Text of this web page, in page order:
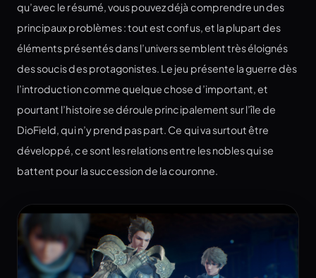
qu’avec le résumé, vous pouvez déjà comprendre un des
principaux problèmes : tout est confus, et la plupart des
éléments présentés dans l’univers semblent très éloignés
des soucis des protagonistes. Le jeu présente la guerre dès
l’introduction comme quelque chose d’important, et
pourtant l’histoire se déroule principalement sur l’île de
DioField, qui n’y prend pas part. Ce qui va surtout être
développé, ce sont les relations entre les nobles qui se
battent pour la succession de la couronne.